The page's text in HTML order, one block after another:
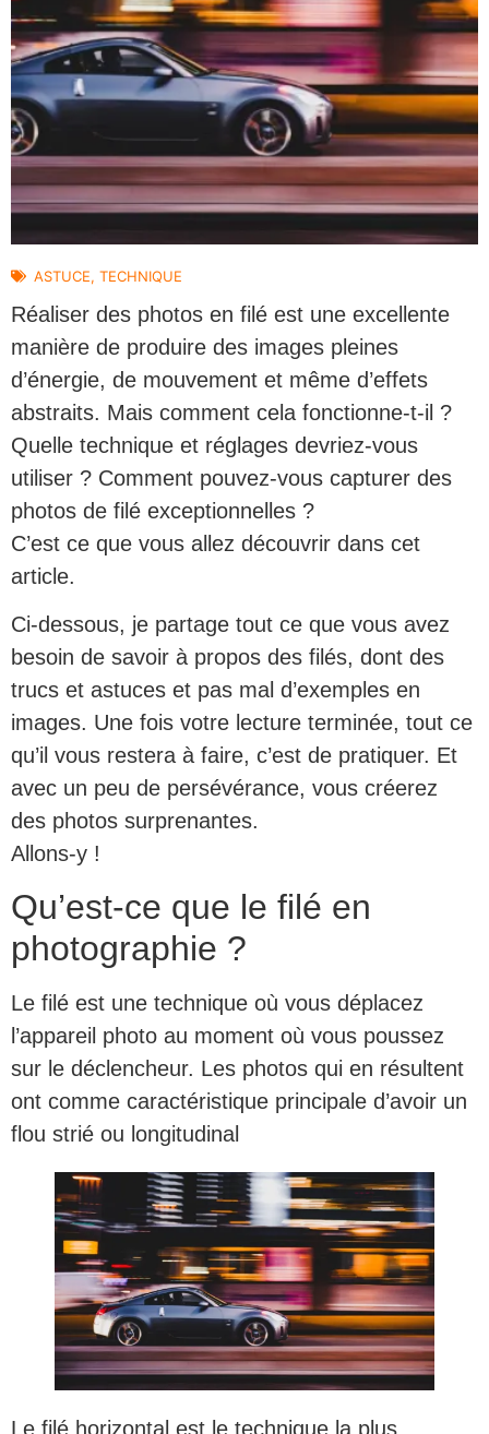
ASTUCE, TECHNIQUE
Réaliser des photos en filé est une excellente
manière de produire des images pleines
d’énergie, de mouvement et même d’effets
abstraits. Mais comment cela fonctionne-t-il ?
Quelle technique et réglages devriez-vous
utiliser ? Comment pouvez-vous capturer des
photos de filé exceptionnelles ?
C’est ce que vous allez découvrir dans cet
article.
Ci-dessous, je partage tout ce que vous avez
besoin de savoir à propos des filés, dont des
trucs et astuces et pas mal d’exemples en
images. Une fois votre lecture terminée, tout ce
qu’il vous restera à faire, c’est de pratiquer. Et
avec un peu de persévérance, vous créerez
des photos surprenantes.
Allons-y !
Qu’est-ce que le filé en
photographie ?
Le filé est une technique où vous déplacez
l’appareil photo au moment où vous poussez
sur le déclencheur. Les photos qui en résultent
ont comme caractéristique principale d’avoir un
flou strié ou longitudinal
Le filé horizontal est le technique la plus